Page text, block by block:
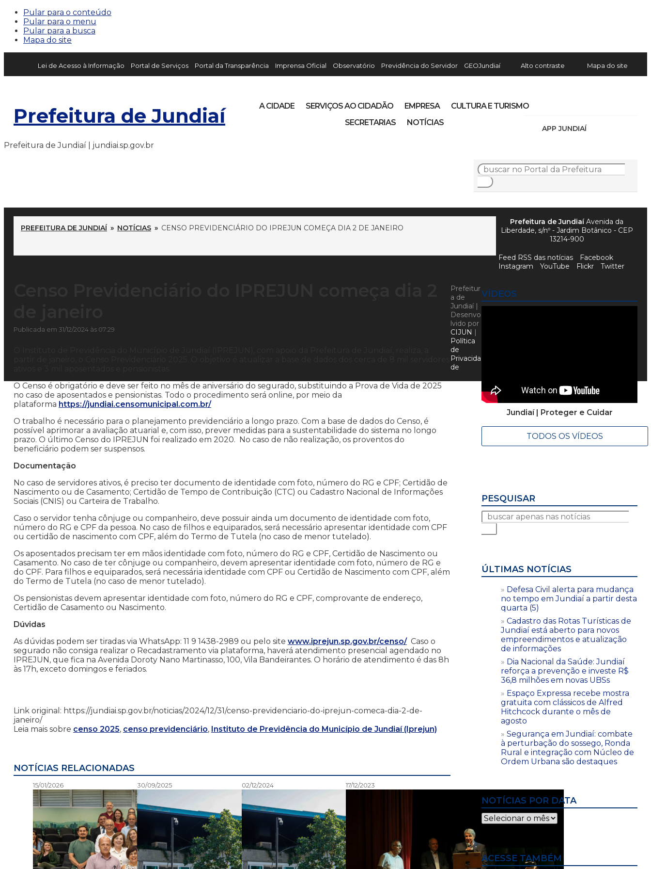
Pular para o conteúdo
Pular para o menu
Pular para a busca
Mapa do site
Lei de Acesso à Informação Portal de Serviços Portal da Transparência Imprensa Oficial Observatório Previdência do Servidor GEOJundiaí Alto contraste Mapa do site
Prefeitura de Jundiaí
APP JUNDIAÍ
A CIDADE SERVIÇOS AO CIDADÃO EMPRESA
CULTURA E TURISMO
SECRETARIAS
NOTÍCIAS
Prefeitura de Jundiaí | jundiai.sp.gov.br
PREFEITURA DE JUNDIAÍ » NOTÍCIAS » CENSO PREVIDENCIÁRIO DO IPREJUN COMEÇA DIA 2 DE JANEIRO
Publicada em 31/12/2024 às 07:29
O Censo é obrigatório e deve ser feito no mês de aniversário do segurado, substituindo a Prova de Vida de 2025
no caso de aposentados e pensionistas. Todo o procedimento será online, por meio da
plataforma https://jundiai.censomunicipal.com.br/
O trabalho é necessário para o planejamento previdenciário a longo prazo. Com a base de dados do Censo, é
possível aprimorar a avaliação atuarial e, com isso, prever medidas para a sustentabilidade do sistema no longo
prazo. O último Censo do IPREJUN foi realizado em 2020. No caso de não realização, os proventos do
beneficiário podem ser suspensos.
Documentação
No caso de servidores ativos, é preciso ter documento de identidade com foto, número do RG e CPF; Certidão de
Nascimento ou de Casamento; Certidão de Tempo de Contribuição (CTC) ou Cadastro Nacional de Informações
Sociais (CNIS) ou Carteira de Trabalho.
Caso o servidor tenha cônjuge ou companheiro, deve possuir ainda um documento de identidade com foto,
número do RG e CPF da pessoa. No caso de filhos e equiparados, será necessário apresentar identidade com CPF
ou certidão de nascimento com CPF, além do Termo de Tutela (no caso de menor tutelado).
Os aposentados precisam ter em mãos identidade com foto, número do RG e CPF, Certidão de Nascimento ou
Casamento. No caso de ter cônjuge ou companheiro, devem apresentar identidade com foto, número de RG e
do CPF. Para filhos e equiparados, será necessária identidade com CPF ou Certidão de Nascimento com CPF, além
do Termo de Tutela (no caso de menor tutelado).
Os pensionistas devem apresentar identidade com foto, número do RG e CPF, comprovante de endereço,
Certidão de Casamento ou Nascimento.
Dúvidas
As dúvidas podem ser tiradas via WhatsApp: 11 9 1438-2989 ou pelo site www.iprejun.sp.gov.br/censo/Caso o
segurado não consiga realizar o Recadastramento via plataforma, haverá atendimento presencial agendado no
IPREJUN, que fica na Avenida Doroty Nano Martinasso, 100, Vila Bandeirantes. O horário de atendimento é das 8h
às 17h, exceto domingos e feriados.
Link original: https://jundiai.sp.gov.br/noticias/2024/12/31/censo-previdenciario-do-iprejun-comeca-dia-2-de-
janeiro/
Leia mais sobre censo 2025, censo previdenciário, Instituto de Previdência do Município de Jundiaí (Iprejun)
NOTÍCIAS RELACIONADAS
15/01/2026 30/09/2025 02/12/2024 17/12/2023
VÍDEOS
Jundiaí | Proteger e Cuidar
TODOS OS VÍDEOS
PESQUISAR
ÚLTIMAS NOTÍCIAS
Defesa Civil alerta para mudança
no tempo em Jundiaí a partir desta
quarta (5)
Cadastro das Rotas Turísticas de
Jundiaí está aberto para novos
empreendimentos e atualização
de informações
Dia Nacional da Saúde: Jundiaí
reforça a prevenção e investe R$
36,8 milhões em novas UBSs
Espaço Expressa recebe mostra
gratuita com clássicos de Alfred
Hitchcock durante o mês de
agosto
Segurança em Jundiaí: combate
à perturbação do sossego, Ronda
Rural e integração com Núcleo de
Ordem Urbana são destaques
NOTÍCIAS POR DATA
Notícias
por
ACESSE TAMBÉM
Prefeitura de JundiaíAvenida da
Liberdade, s/nº - Jardim Botânico - CEP
13214-900
Feed RSS das notícias
Facebook
Instagram
YouTube Flickr Twitter
Prefeitur
a de
Jundiaí |
Desenvo
lvido por
CIJUN |
Política
de
Privacida
de